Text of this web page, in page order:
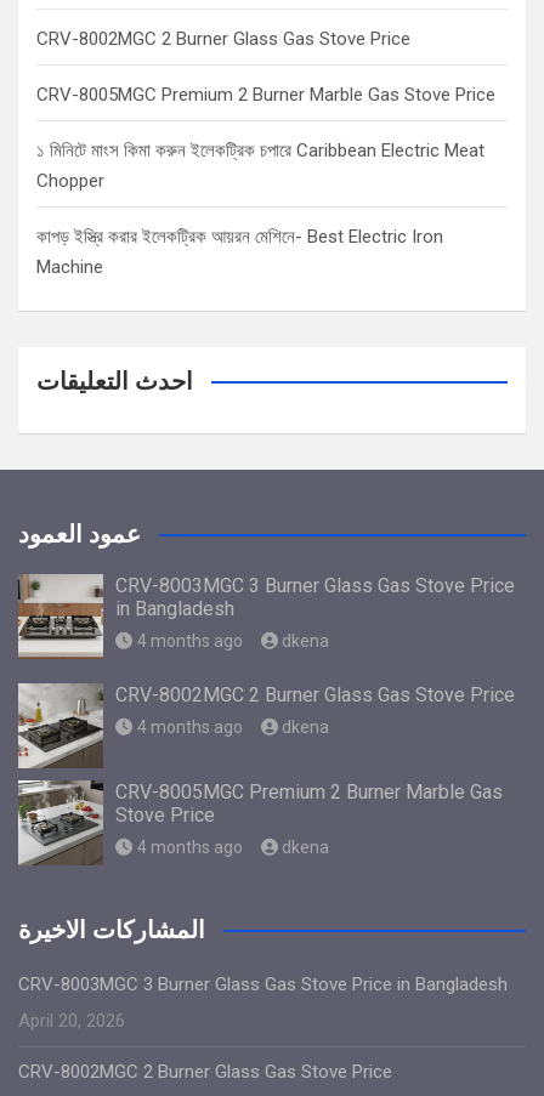
CRV-8002MGC 2 Burner Glass Gas Stove Price
CRV-8005MGC Premium 2 Burner Marble Gas Stove Price
১ মিনিটে মাংস কিমা করুন ইলেকট্রিক চপারে Caribbean Electric Meat
Chopper
কাপড় ইস্ত্রি করার ইলেকট্রিক আয়রন মেশিনে- Best Electric Iron
Machine
احدث التعليقات
عمود العمود
CRV-8003MGC 3 Burner Glass Gas Stove Price
in Bangladesh
4 months ago dkena
CRV-8002MGC 2 Burner Glass Gas Stove Price
4 months ago dkena
CRV-8005MGC Premium 2 Burner Marble Gas
Stove Price
4 months ago dkena
المشاركات الاخيرة
CRV-8003MGC 3 Burner Glass Gas Stove Price in Bangladesh
April 20, 2026
CRV-8002MGC 2 Burner Glass Gas Stove Price